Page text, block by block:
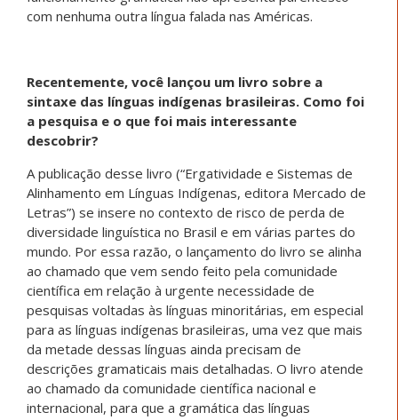
com nenhuma outra língua falada nas Américas.
Recentemente, você lançou um livro sobre a
sintaxe das línguas indígenas brasileiras. Como foi
a pesquisa e o que foi mais interessante
descobrir?
A publicação desse livro (“Ergatividade e Sistemas de
Alinhamento em Línguas Indígenas, editora Mercado de
Letras”) se insere no contexto de risco de perda de
diversidade linguística no Brasil e em várias partes do
mundo. Por essa razão, o lançamento do livro se alinha
ao chamado que vem sendo feito pela comunidade
científica em relação à urgente necessidade de
pesquisas voltadas às línguas minoritárias, em especial
para as línguas indígenas brasileiras, uma vez que mais
da metade dessas línguas ainda precisam de
descrições gramaticais mais detalhadas. O livro atende
ao chamado da comunidade científica nacional e
internacional, para que a gramática das línguas